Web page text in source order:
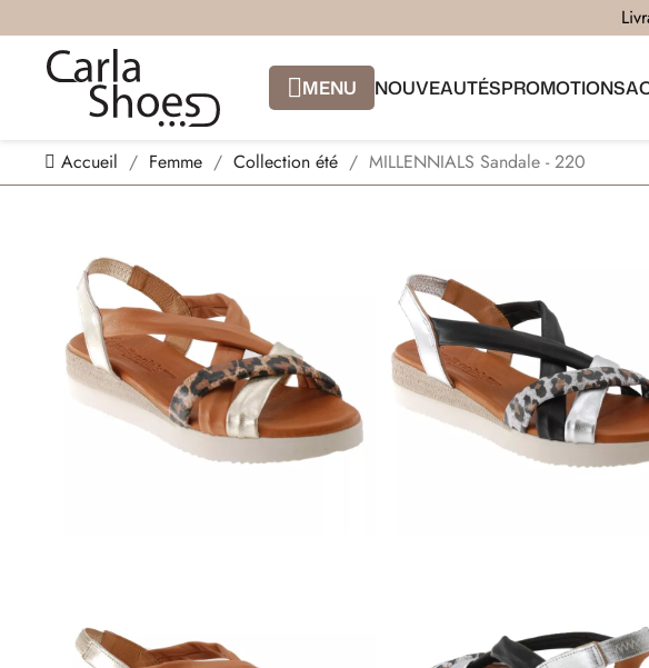
MENU NOUVEAUTÉSPROMOTIONS
Accueil Femme Collection été MILLENNIALS Sandale - 220